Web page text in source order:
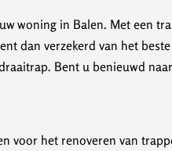
woning in Balen. Met een
dan verzekerd van het
Bent u benieuwd
voor het renoveren van